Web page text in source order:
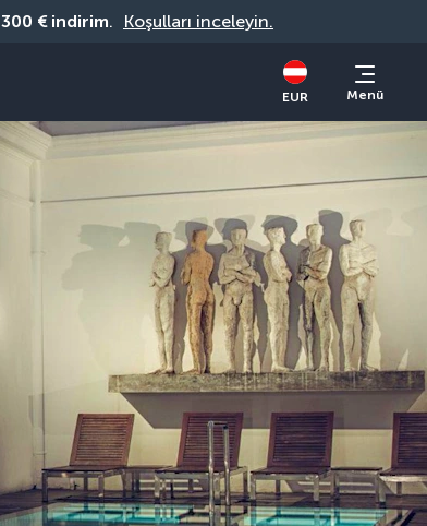
300 € indirim. Koşulları inceleyin.
EUR Menü